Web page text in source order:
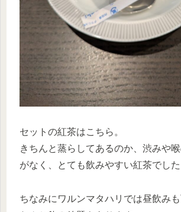
セットの紅茶はこちら。
きちんと蒸らしてあるのか、渋みや
がなく、とても飲みやすい紅茶でした
ちなみにワルンマタハリでは昼飲みも